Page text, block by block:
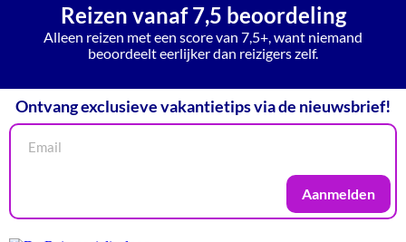
Reizen vanaf 7,5 beoordeling
Alleen reizen met een score van 7,5+, want niemand
beoordeelt eerlijker dan reizigers zelf.
Ontvang exclusieve vakantietips via de nieuwsbrief!
Aanmelden